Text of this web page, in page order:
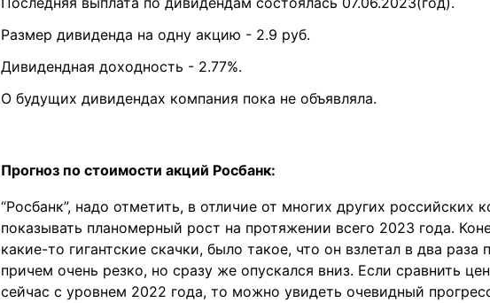
Размер дивиденда на одну акцию - 2.9 руб.
Дивидендная доходность - 2.77%.
О будущих дивидендах компания пока не объявляла.
Прогноз по стоимости акций Росбанк:
“Росбанк”, надо отметить, в отличие от многих других российских
показывать планомерный рост на протяжении всего 2023 года.
какие-то гигантские скачки, было такое, что он взлетал в два раза
причем очень резко, но сразу же опускался вниз. Если сравнить
сейчас с уровнем 2022 года, то можно увидеть очевидный